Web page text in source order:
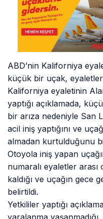
ABD’nin Kaliforniya
küçük bir uçak, eyaletler
Kaliforniya eyaletinin
yaptığı açıklamada,
bir arıza nedeniyle San
acil iniş yaptığını ve
almadan kurtulduğunu
Otoyola iniş yapan
numaralı eyaletler
kaldığı ve uçağın gece
belirtildi.
Yetkililer yaptığı
yaralanma